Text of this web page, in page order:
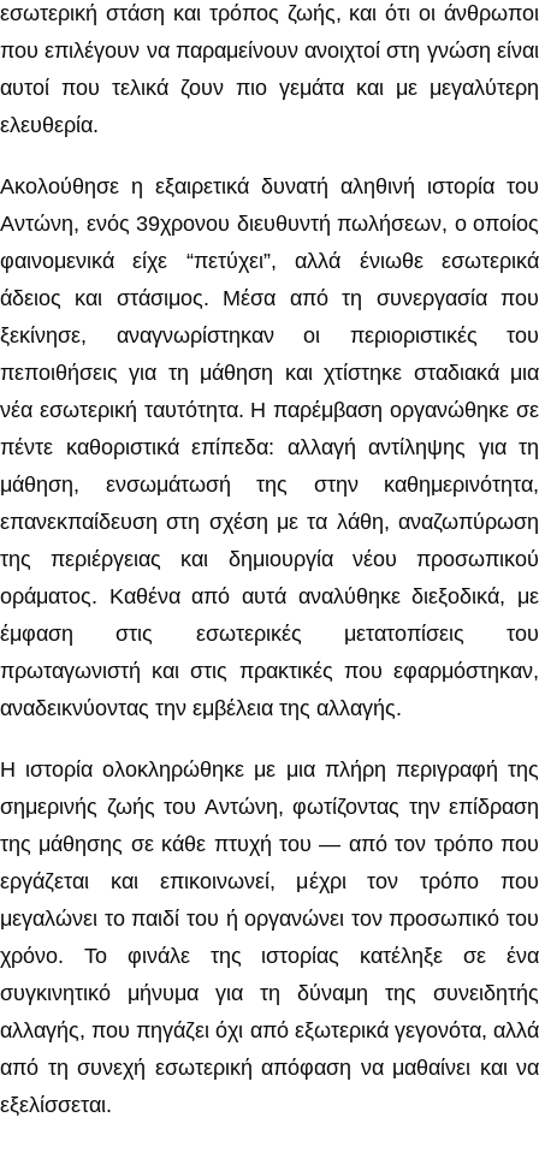
εσωτερική στάση και τρόπος ζωής, και ότι οι άνθρωποι
που επιλέγουν να παραμείνουν ανοιχτοί στη γνώση είναι
αυτοί που τελικά ζουν πιο γεμάτα και με μεγαλύτερη
ελευθερία.
Ακολούθησε η εξαιρετικά δυνατή αληθινή ιστορία του
Αντώνη, ενός 39χρονου διευθυντή πωλήσεων, ο οποίος
φαινομενικά είχε “πετύχει”, αλλά ένιωθε εσωτερικά
άδειος και στάσιμος. Μέσα από τη συνεργασία που
ξεκίνησε, αναγνωρίστηκαν οι περιοριστικές του
πεποιθήσεις για τη μάθηση και χτίστηκε σταδιακά μια
νέα εσωτερική ταυτότητα. Η παρέμβαση οργανώθηκε σε
πέντε καθοριστικά επίπεδα: αλλαγή αντίληψης για τη
μάθηση, ενσωμάτωσή της στην καθημερινότητα,
επανεκπαίδευση στη σχέση με τα λάθη, αναζωπύρωση
της περιέργειας και δημιουργία νέου προσωπικού
οράματος. Καθένα από αυτά αναλύθηκε διεξοδικά, με
έμφαση στις εσωτερικές μετατοπίσεις του
πρωταγωνιστή και στις πρακτικές που εφαρμόστηκαν,
αναδεικνύοντας την εμβέλεια της αλλαγής.
Η ιστορία ολοκληρώθηκε με μια πλήρη περιγραφή της
σημερινής ζωής του Αντώνη, φωτίζοντας την επίδραση
της μάθησης σε κάθε πτυχή του — από τον τρόπο που
εργάζεται και επικοινωνεί, μέχρι τον τρόπο που
μεγαλώνει το παιδί του ή οργανώνει τον προσωπικό του
χρόνο. Το φινάλε της ιστορίας κατέληξε σε ένα
συγκινητικό μήνυμα για τη δύναμη της συνειδητής
αλλαγής, που πηγάζει όχι από εξωτερικά γεγονότα, αλλά
από τη συνεχή εσωτερική απόφαση να μαθαίνει και να
εξελίσσεται.